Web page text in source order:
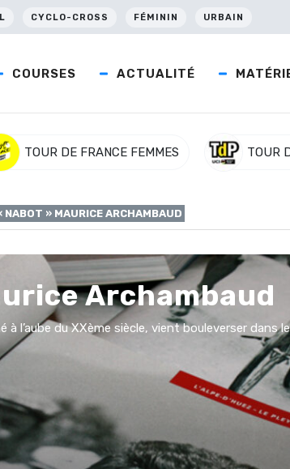
CYCLO-CROSS FÉMININ URBAIN
COURSES ACTUALITÉ
TOUR DE FRANCE FEMMES TOUR
NABOT » MAURICE ARCHAMBAUD
Archambaud
à l’aube du XXème siècle, vient bouleverser dans